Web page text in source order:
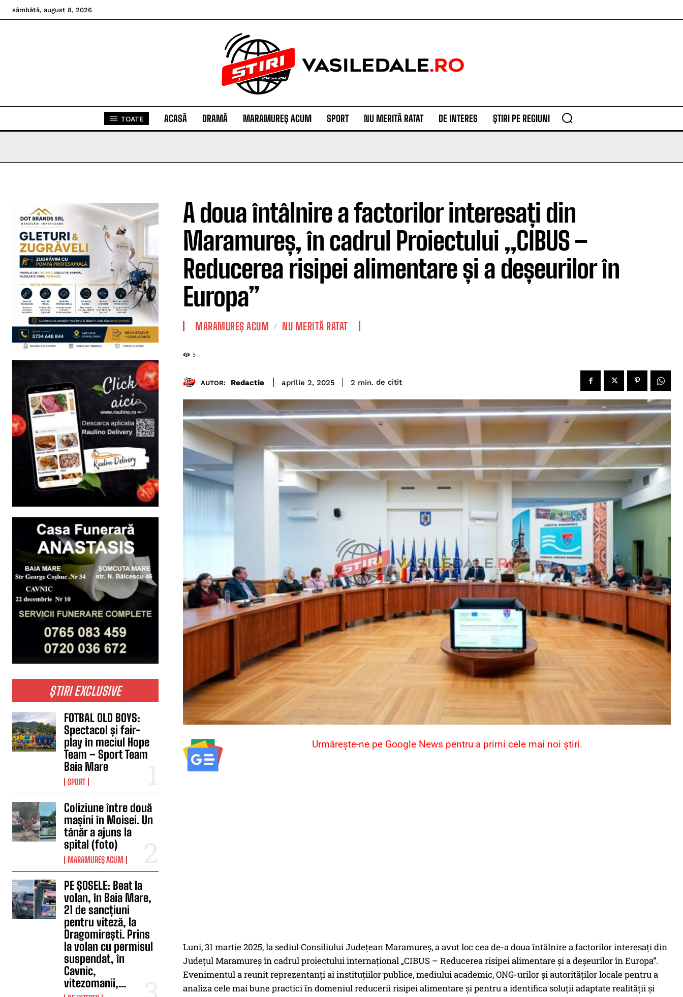
sâmbătă, august 8, 2026
TOATE ACASĂ DRAMĂ MARAMUREȘ ACUM SPORT NU MERITĂ RATAT DE INTERES ȘTIRI PE REGIUNI
ȘTIRI EXCLUSIVE
FOTBAL OLD BOYS:
Spectacol și fair-
play în meciul Hope
Team – Sport Team
Baia Mare
SPORT
Coliziune între două
mașini în Moisei. Un
tânăr a ajuns la
spital (foto)
MARAMUREȘ ACUM
PE ȘOSELE: Beat la
volan, în Baia Mare,
21 de sancțiuni
pentru viteză, la
Dragomirești. Prins
la volan cu permisul
suspendat, în
Cavnic,
vitezomanii,...
A doua întâlnire a factorilor interesați din
Maramureș, în cadrul Proiectului „CIBUS –
Reducerea risipei alimentare și a deșeurilor în
Europa”
MARAMUREȘ ACUM NU MERITĂ RATAT
5
AUTOR: Redactie aprilie 2, 2025 2 min. de citit
Urmărește-ne pe Google News pentru a primi cele mai noi știri.
Luni, 31 martie 2025, la sediul Consiliului Județean Maramureș, a avut loc cea de-a doua întâlnire a factorilor interesați din
Județul Maramureș în cadrul proiectului internațional „CIBUS – Reducerea risipei alimentare și a deșeurilor în Europa”.
Evenimentul a reunit reprezentanți ai instituțiilor publice, mediului academic, ONG-urilor și autorităților locale pentru a
analiza cele mai bune practici în domeniul reducerii risipei alimentare și pentru a identifica soluții adaptate realității și